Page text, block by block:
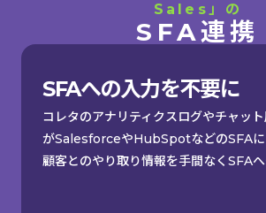
Sales」の
SFA連携
SFAへの入力を不要に
コレタのアナリティクスログやチャッ
がSalesforceやHubSpotなどのSFAに
顧客とのやり取り情報を手間なくSFAへ